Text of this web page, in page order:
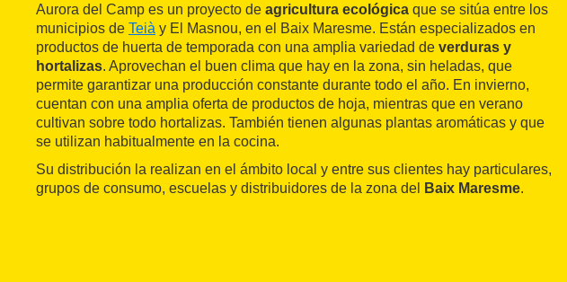
Aurora del Camp es un proyecto de agricultura ecológica que se sitúa entre los
municipios de Teià y El Masnou, en el Baix Maresme. Están especializados en
productos de huerta de temporada con una amplia variedad de verduras y
hortalizas. Aprovechan el buen clima que hay en la zona, sin heladas, que
permite garantizar una producción constante durante todo el año. En invierno,
cuentan con una amplia oferta de productos de hoja, mientras que en verano
cultivan sobre todo hortalizas. También tienen algunas plantas aromáticas y que
se utilizan habitualmente en la cocina.
Su distribución la realizan en el ámbito local y entre sus clientes hay particulares,
grupos de consumo, escuelas y distribuidores de la zona del
Baix Maresme.